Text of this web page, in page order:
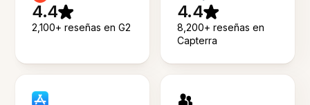
4.4
2,100+ reseñas en G2
4.4
8,200+ reseñas en
Capterra